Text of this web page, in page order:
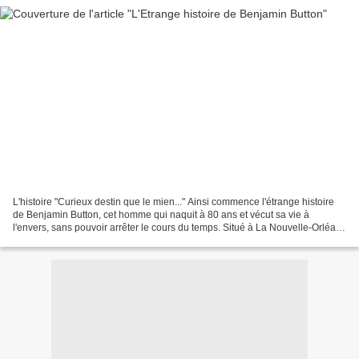
L'histoire "Curieux destin que le mien..." Ainsi commence l'étrange histoire
de Benjamin Button, cet homme qui naquit à 80 ans et vécut sa vie à
l'envers, sans pouvoir arrêter le cours du temps. Situé à La Nouvelle-Orléans